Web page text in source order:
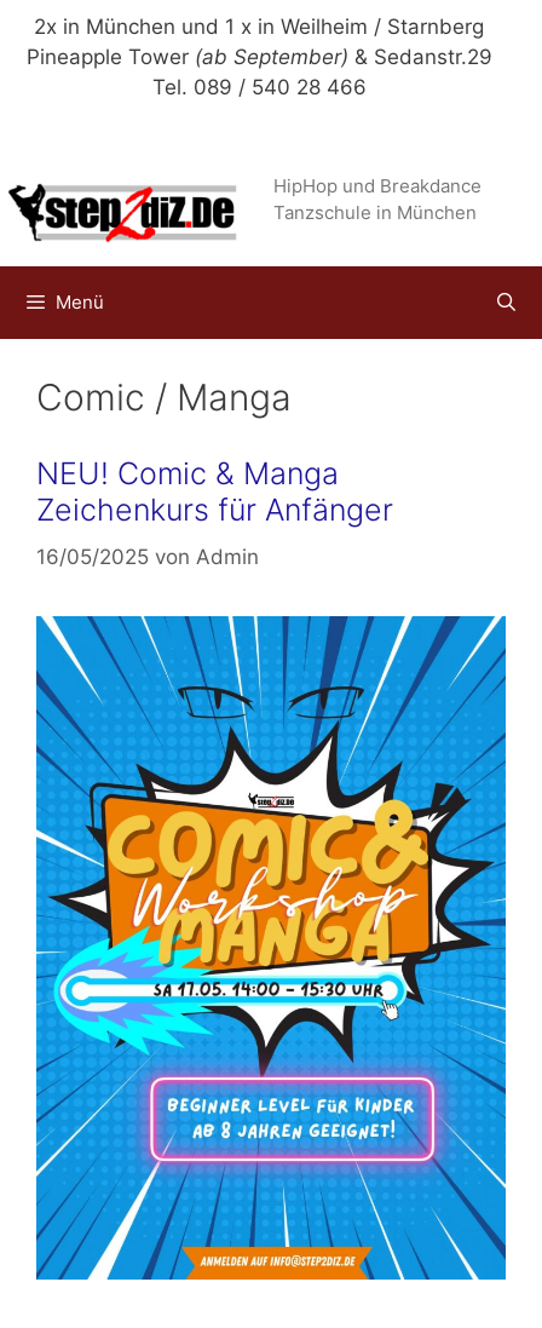
Zum
Inhalt
2x in München und 1 x in Weilheim / Starnberg
Pineapple Tower (ab September) & Sedanstr.29
Tel. 089 / 540 28 466
HipHop und Breakdance
Tanzschule in München
Menü
Comic / Manga
NEU! Comic & Manga
Zeichenkurs für Anfänger
16/05/2025 von Admin